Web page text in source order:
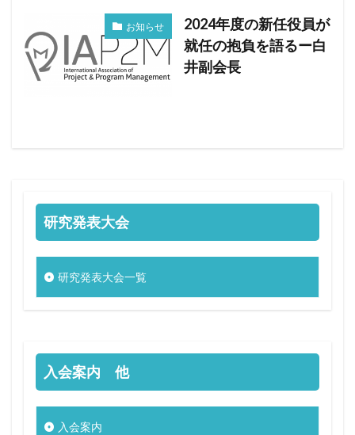
お知らせ
2024年度の新任役員が
就任の抱負を語るー白
井副会長
研究発表大会
研究発表大会一覧
入会案内 他
入会案内